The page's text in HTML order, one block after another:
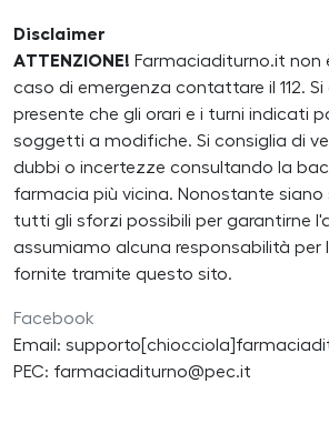
Disclaimer
ATTENZIONE! Farmaciaditurno.it non
caso di emergenza contattare il 112.
presente che gli orari e i turni indicati
soggetti a modifiche. Si consiglia di
dubbi o incertezze consultando la
farmacia più vicina. Nonostante
tutti gli sforzi possibili per garantirne
assumiamo alcuna responsabilità per
fornite tramite questo sito.
Facebook
Email:
PEC: farmaciaditurno@pec.it